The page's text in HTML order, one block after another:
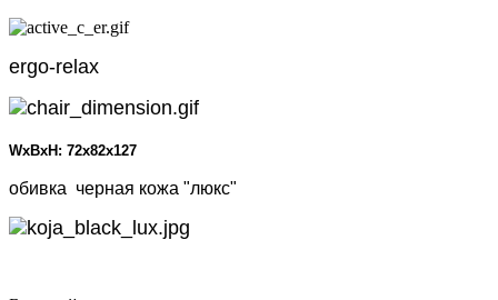
ergo-relax
WxBxH: 72x82x127
обивка черная кожа "люкс"